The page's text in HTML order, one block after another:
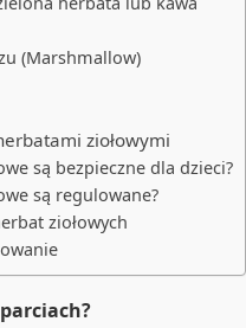
(Marshmallow)
ziołowymi
są bezpieczne dla dzieci?
są regulowane?
ziołowych